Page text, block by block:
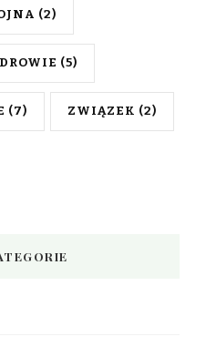
(2)
(5)
(7) ZWIĄZEK (2)